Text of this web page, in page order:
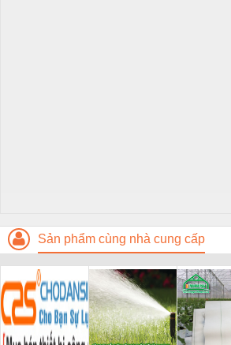
Sản phẩm cùng nhà cung cấp